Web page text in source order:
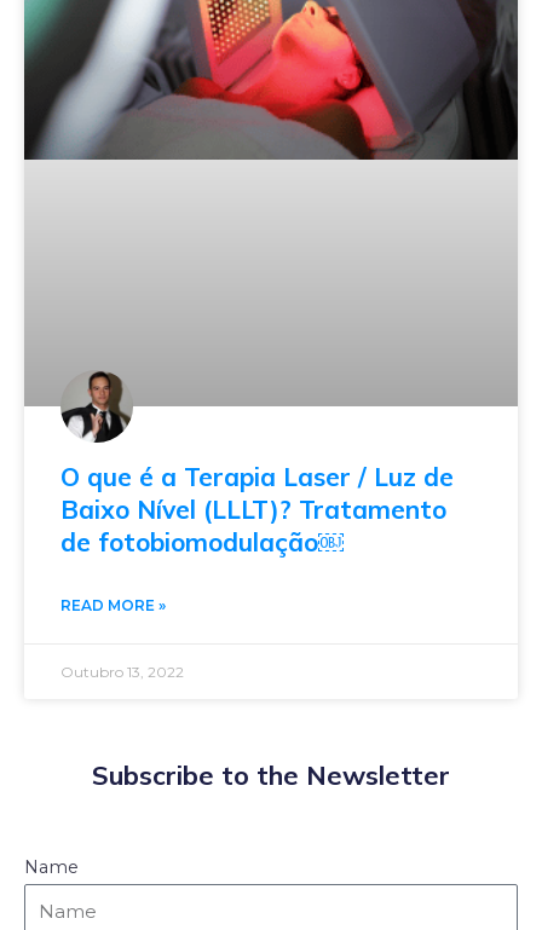
O que é a Terapia Laser / Luz de
Baixo Nível (LLLT)? Tratamento
de fotobiomodulação￼
READ MORE »
Outubro 13, 2022
Subscribe to the Newsletter
Name